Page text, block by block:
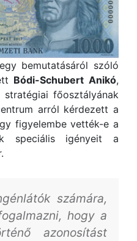
bemutatásáról szóló
Bódi-Schubert Anikó,
stratégiai főosztályának
arról kérdezett a
figyelembe vették-e a
speciális igényeit a
számára,
hogy a
azonosítást